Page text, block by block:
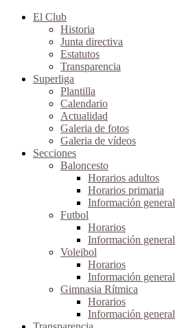
El Club
Historia
Junta directiva
Estatutos
Transparencia
Superliga
Plantilla
Calendario
Actualidad
Galeria de fotos
Galeria de vídeos
Secciones
Baloncesto
Horarios adultos
Horarios primaria
Información general
Futbol
Horarios
Información general
Voleibol
Horarios
Información general
Gimnasia Rítmica
Horarios
Información general